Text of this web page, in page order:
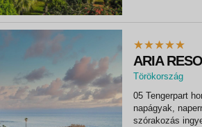
ARIA
Törökország
Konakli
05 Tengerpart homokos-kavicsos, helyenként sziklás tengerpart
napágyak,
szórakozás